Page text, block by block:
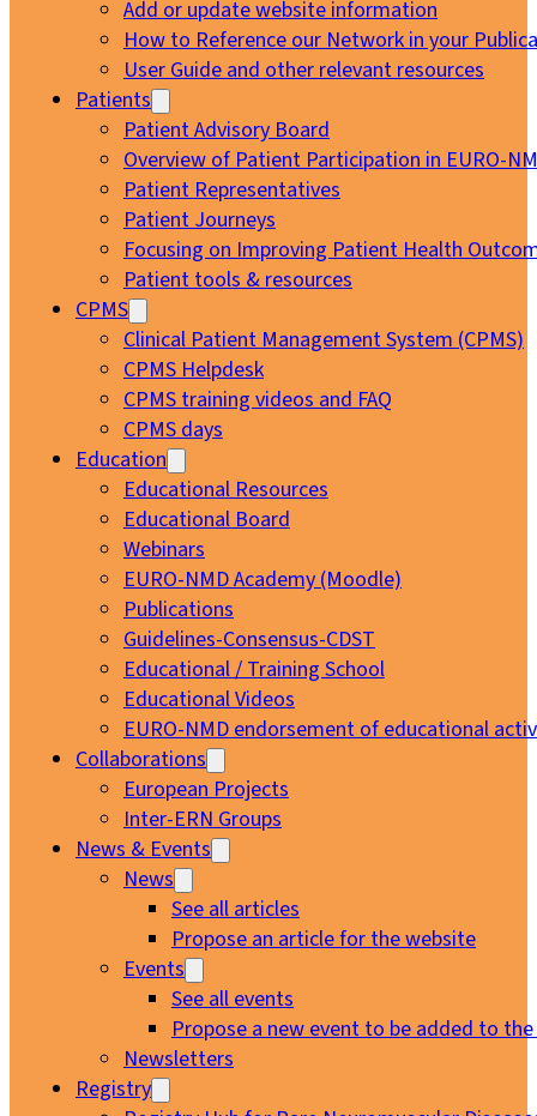
Add or update website information
How to Reference our Network in your
User Guide and other relevant resources
Patients
Patient Advisory Board
Overview of Patient Participation in EURO-
Patient Representatives
Patient Journeys
Focusing on Improving Patient Health
Patient tools & resources
CPMS
Clinical Patient Management System (CPMS)
CPMS Helpdesk
CPMS training videos and FAQ
CPMS days
Education
Educational Resources
Educational Board
Webinars
EURO-NMD Academy (Moodle)
Publications
Guidelines-Consensus-CDST
Educational / Training School
Educational Videos
EURO-NMD endorsement of educational
Collaborations
European Projects
Inter-ERN Groups
News & Events
News
See all articles
Propose an article for the website
Events
See all events
Propose a new event to be added to
Newsletters
Registry